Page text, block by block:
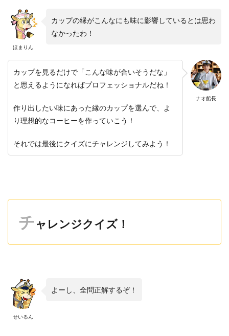
ほまりん
カップの縁がこんなにも味に影響しているとは思わ
なかったわ！
ナオ船長
カップを見るだけで「こんな味が合いそうだな」
と思えるようになればプロフェッショナルだね！
作り出したい味にあった縁のカップを選んで、よ
り理想的なコーヒーを作っていこう！
それでは最後にクイズにチャレンジしてみよう！
チャレンジクイズ！
せいるん
よーし、全問正解するぞ！